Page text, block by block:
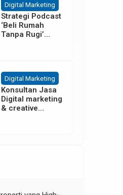
Digital Marketing
Strategi Podcast
‘Beli Rumah
Tanpa Rugi’
Digital Marketing
Konsultan Jasa
Digital marketing
& creative